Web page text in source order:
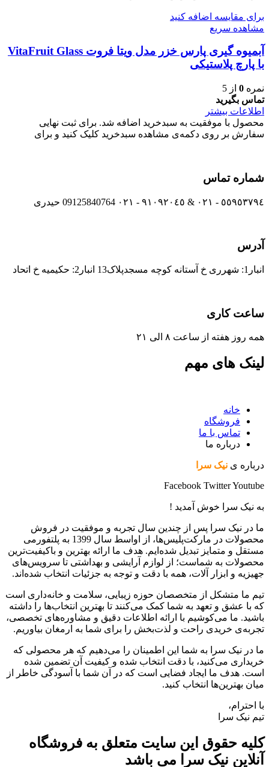
برای مقایسه اضافه کنید
مشاهده سریع
آبمیوه گیری پارس خزر مدل ویتا فروت VitaFruit Glass
با پارچ پلاستیکی
نمره 0 از 5
تماس بگیرید
اطلاعات بیشتر
محصول با موفقیت به سبدخرید اضافه شد. برای ثبت نهایی
سفارش بر روی دکمه‌ی مشاهده سبدخرید کلیک کنید و برای
شماره تماس
٥٥٩٥٣٧٩٤ - ٠٢١ & ٩١٠٩٢٠٤٥ - ٠٢١ 09125840764 حیدری
آدرس
انبار1: شهرری خ آستانه کوچه مسجدپلاک13 انبار2: حکیمیه خ اتحاد
ساعت کاری
همه روز هفته از ساعت ٨ الی ۲۱
لینک های مهم
خانه
فروشگاه
تماس با ما
درباره ما
درباره ی نیک سرا
Facebook TwitterYoutube
به نیک سرا خوش آمدید !
ما در نیک سرا پس از چندین سال تجربه و موفقیت در فروش
محصولات در مارکت‌پلیس‌ها، از اواسط سال 1399 به پلتفورمی
مستقل و متمایز تبدیل شده‌ایم. هدف ما ارائه بهترین و باکیفیت‌ترین
محصولات به شماست؛ از لوازم آرایشی و بهداشتی تا سرویس‌های
جهیزیه و ابزار آلات، همه با دقت و توجه به جزئیات انتخاب شده‌اند.
تیم ما متشکل از متخصصان حوزه زیبایی، سلامت و خانه‌داری است
که با عشق و تعهد به شما کمک می‌کنند تا بهترین انتخاب‌ها را داشته
باشید. ما می‌کوشیم با ارائه اطلاعات دقیق و مشاوره‌های تخصصی،
تجربه‌ی خریدی راحت و لذت‌بخش را برای شما به ارمغان بیاوریم.
ما در نیک سرا به شما این اطمینان را می‌دهیم که هر محصولی که
خریداری می‌کنید، با دقت انتخاب شده و کیفیت آن تضمین شده
است. هدف ما ایجاد فضایی است که در آن شما با آسودگی خاطر از
میان بهترین‌ها انتخاب کنید.
با احترام،
تیم نیک سرا
کلیه حقوق این سایت متعلق به فروشگاه
آنلاین نیک سرا می باشد